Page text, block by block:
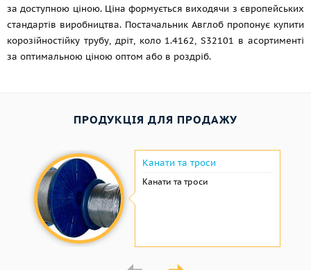
за доступною ціною. Ціна формується виходячи з європейських
стандартів виробництва. Постачальник Авглоб пропонує купити
корозійностійку трубу, дріт, коло 1.4162, S32101 в асортименті
за оптимальною ціною оптом або в роздріб.
ПРОДУКЦІЯ ДЛЯ ПРОДАЖУ
Канати та троси
Канати та троси